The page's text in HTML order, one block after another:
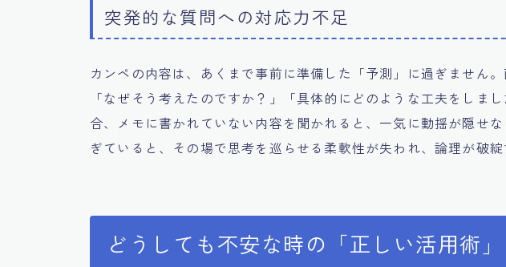
突発的な質問への対応力不足
カンペの内容は、あくまで事前に準備した「予測」に過ぎません
「なぜそう考えたのですか？」「具体的にどのような工夫をしま
合、メモに書かれていない内容を聞かれると、一気に動揺が隠せ
ぎていると、その場で思考を巡らせる柔軟性が失われ、論理が破綻
どうしても不安な時の「正しい活用術」